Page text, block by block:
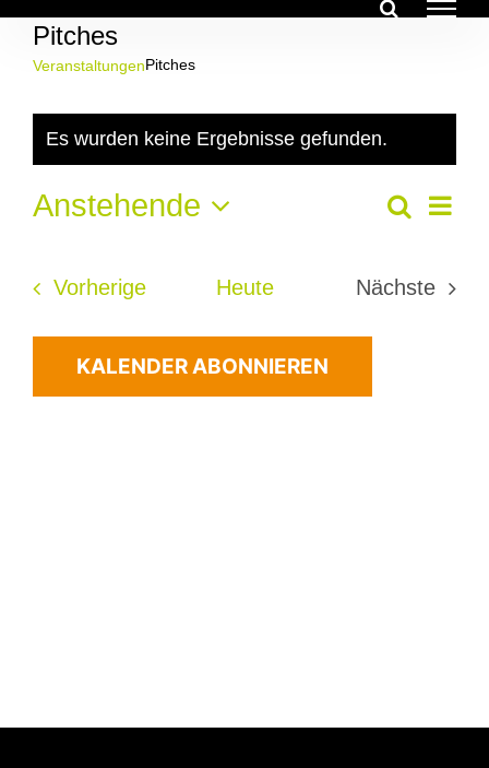
Inhalt
springen
Pitches
VeranstaltungenPitches
Veranstaltungen
Hinweis
Es wurden keine Ergebnisse gefunden.
Suche
und
Suche
Liste
Anstehende
wählen.
VorherigeVeranstaltungen
Heute
Nächste
KALENDER ABONNIEREN